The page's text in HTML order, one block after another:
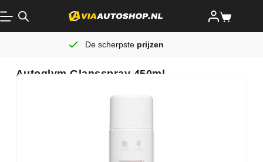
De scherpste prijzen
Autoglym Glansspray 450ml